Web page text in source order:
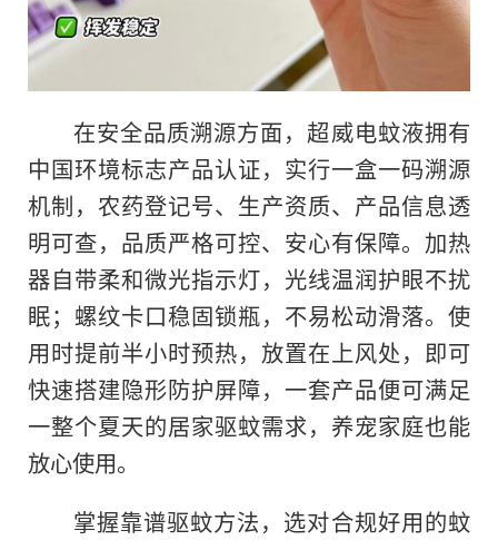
在安全品质溯源方面，超威电蚊液拥有
中国环境标志产品认证，实行一盒一码溯源
机制，农药登记号、生产资质、产品信息透
明可查，品质严格可控、安心有保障。加热
器自带柔和微光指示灯，光线温润护眼不扰
眠；螺纹卡口稳固锁瓶，不易松动滑落。使
用时提前半小时预热，放置在上风处，即可
快速搭建隐形防护屏障，一套产品便可满足
一整个夏天的居家驱蚊需求，养宠家庭也能
放心使用。
掌握靠谱驱蚊方法，选对合规好用的蚊